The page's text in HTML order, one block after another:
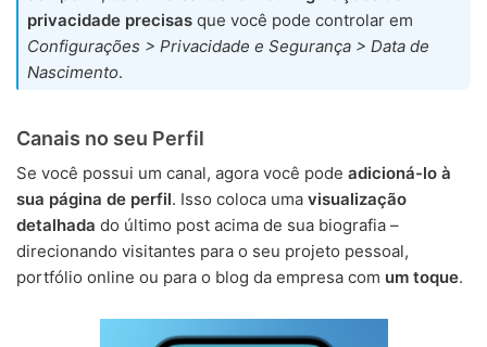
privacidade precisas que você pode controlar em
Configurações > Privacidade e Segurança > Data de
Nascimento.
Canais no seu Perfil
Se você possui um canal, agora você pode adicioná-lo à
sua página de perfil. Isso coloca uma visualização
detalhada do último post acima de sua biografia –
direcionando visitantes para o seu projeto pessoal,
portfólio online ou para o blog da empresa com um toque.